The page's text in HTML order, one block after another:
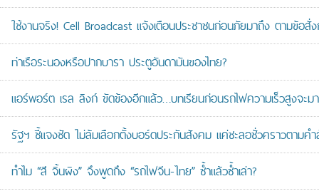
ใช้งานจริง! Cell Broadcast แจ้งเตือนประชาชนก่อนภัยมาถึง ตามข้อสั่
ท่าเรือระนองหรือปากบารา ประตูอันดามันของไทย?
แอร์พอร์ต เรล ลิงก์ ขัดข้องอีกแล้ว…บทเรียนก่อนรถไฟความเร็วสูงจะม
รัฐฯ ชี้แจงชัด ไม่ล้มเลือกตั้งบอร์ดประกันสังคม แค่ชะลอชั่วคราวตามค
ทำไม “สี จิ้นผิง” จึงพูดถึง “รถไฟจีน-ไทย” ซ้ำแล้วซ้ำเล่า?